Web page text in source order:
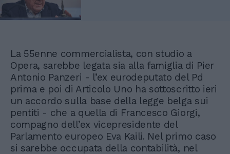
La 55enne commercialista, con studio a
Opera, sarebbe legata sia alla famiglia di Pier
Antonio Panzeri - l’ex eurodeputato del Pd
prima e poi di Articolo Uno ha sottoscritto ieri
un accordo sulla base della legge belga sui
pentiti - che a quella di Francesco Giorgi,
compagno dell’ex vicepresidente del
Parlamento europeo Eva Kaili. Nel primo caso
si sarebbe occupata della contabilità, nel